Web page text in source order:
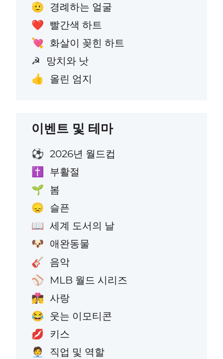
🫡 경례하는 얼굴
❤️ 빨간색 하트
💘 화살이 꽂힌 하트
☭ 망치와 낫
👍 올린 엄지
이벤트 및 테마
⚽ 2026년 월드컵
✝️ 부활절
🌱 봄
😞 슬픈
📖 세계 도서의 날
🐶 애완동물
🎸 음악
⚾ MLB 월드 시리즈
👩‍❤️‍💋‍👨 사랑
😂 웃는 이모티콘
💋 키스
🧑‍💼 직업 및 역할